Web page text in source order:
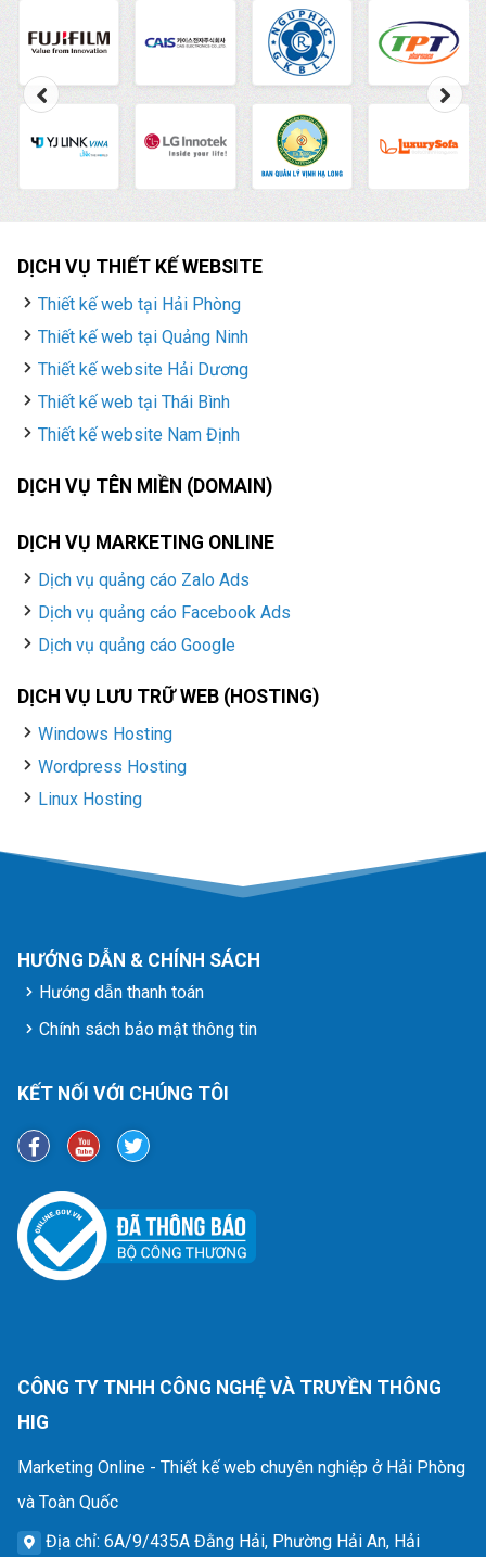
DỊCH VỤ THIẾT KẾ WEBSITE
Thiết kế web tại Hải Phòng
Thiết kế web tại Quảng Ninh
Thiết kế website Hải Dương
Thiết kế web tại Thái Bình
Thiết kế website Nam Định
DỊCH VỤ TÊN MIỀN (DOMAIN)
DỊCH VỤ MARKETING ONLINE
Dịch vụ quảng cáo Zalo Ads
Dịch vụ quảng cáo Facebook Ads
Dịch vụ quảng cáo Google
DỊCH VỤ LƯU TRỮ WEB (HOSTING)
Windows Hosting
Wordpress Hosting
Linux Hosting
HƯỚNG DẪN & CHÍNH SÁCH
Hướng dẫn thanh toán
Chính sách bảo mật thông tin
KẾT NỐI VỚI CHÚNG TÔI
CÔNG TY TNHH CÔNG NGHỆ VÀ TRUYỀN THÔNG
HIG
Marketing Online - Thiết kế web chuyên nghiệp ở Hải Phòng
và Toàn Quốc
Địa chỉ: 6A/9/435A Đằng Hải, Phường Hải An, Hải